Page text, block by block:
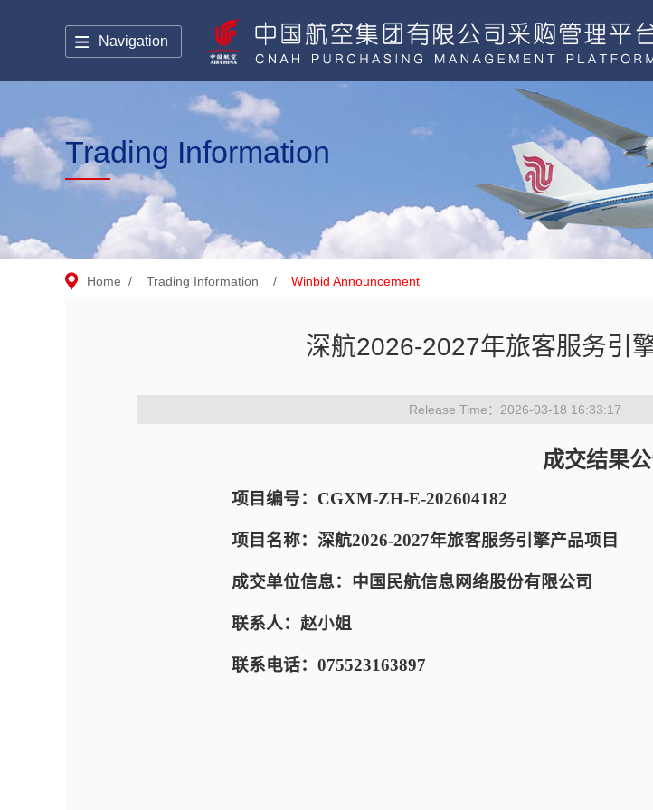
Navigation
Trading Information
Home / Trading Information / Winbid Announcement
深航2026-2027年旅客服务引
Release Time：2026-03-18 16:33:17
成交结果
项目编号：CGXM-ZH-E-202604182
项目名称：深航2026-2027年旅客服务引擎产品项目
成交单位信息：中国民航信息网络股份有限公司
联系人：赵小姐
联系电话：075523163897